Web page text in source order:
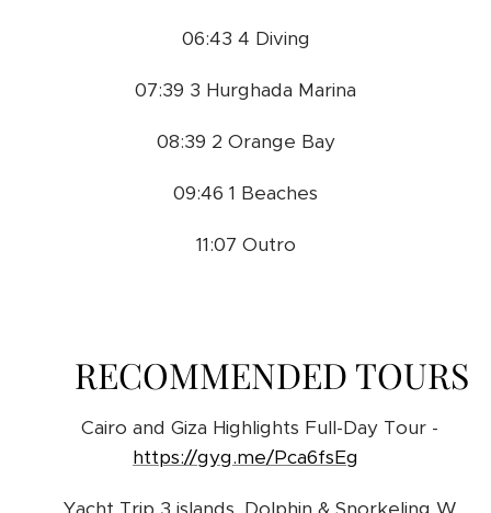
06:43 4 Diving
07:39 3 Hurghada Marina
08:39 2 Orange Bay
09:46 1 Beaches
11:07 Outro
🎫 RECOMMENDED TOURS
➡️ Cairo and Giza Highlights Full-Day Tour -
https://gyg.me/Pca6fsEg